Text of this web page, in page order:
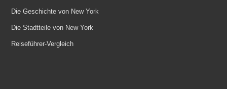
Die Geschichte von New York
Die Stadtteile von New York
Reiseführer-Vergleich